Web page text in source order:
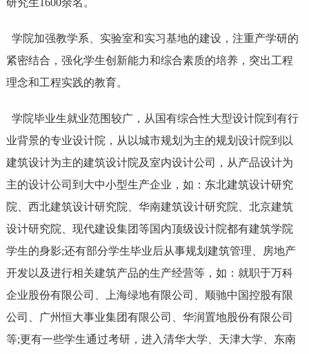
学院加强教学系、实验室和实习基地的建设，注重产学研的
紧密结合，强化学生创新能力和综合素质的培养，突出工程
理念和工程实践的教育。
学院毕业生就业范围较广，从国有综合性大型设计院到有行
业背景的专业设计院，从以城市规划为主的规划设计院到以
建筑设计为主的建筑设计院及室内设计公司，从产品设计为
主的设计公司到大中小型生产企业，如：东北建筑设计研究
院、西北建筑设计研究院、华南建筑设计研究院、北京建筑
设计研究院、现代建设集团等国内顶级设计院都有建筑学院
学生的身影;还有部分学生毕业后从事规划建筑管理、房地产
开发以及进行相关建筑产品的生产经营等，如：就职于万科
企业股份有限公司、上海绿地有限公司、顺驰中国控股有限
公司、广州恒大事业集团有限公司、华润置地股份有限公司
等;更有一些学生通过考研，进入清华大学、 天津大学
东南